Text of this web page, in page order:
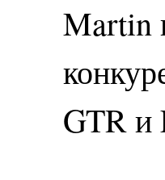
Martin
GTR и